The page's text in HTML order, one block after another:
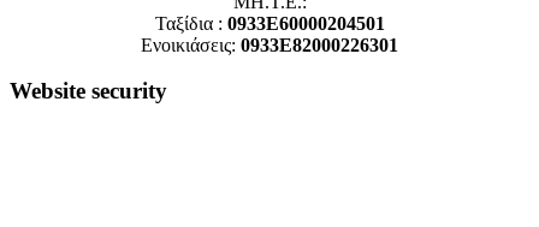
Ταξίδια : 0933E60000204501
Ενοικιάσεις: 0933E82000226301
Website security